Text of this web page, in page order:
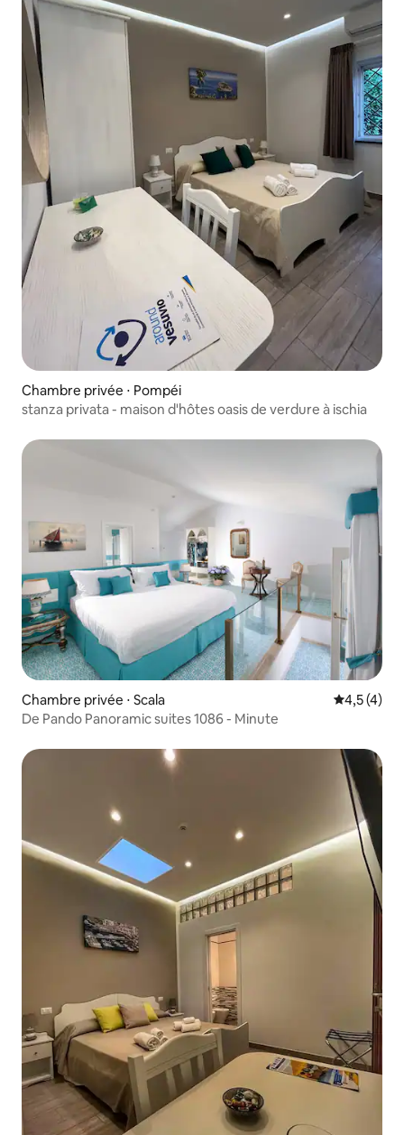
Chambre privée ⋅ Pompéi
stanza privata - maison d'hôtes oasis de verdure à ischia
Chambre privée ⋅ Scala Évaluation
4,5 (4)
De Pando Panoramic suites 1086 - Minute